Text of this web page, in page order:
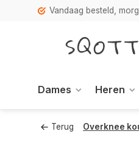
Vandaag besteld,
Dames Heren
Terug Overknee